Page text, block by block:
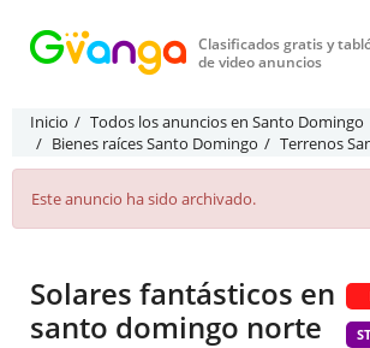
Clasificados gratis y
de video anuncios
Inicio
Todos los anuncios en Santo Domingo
Bienes raíces Santo Domingo
Terrenos
Este anuncio ha sido archivado.
Solares fantásticos en
santo domingo norte